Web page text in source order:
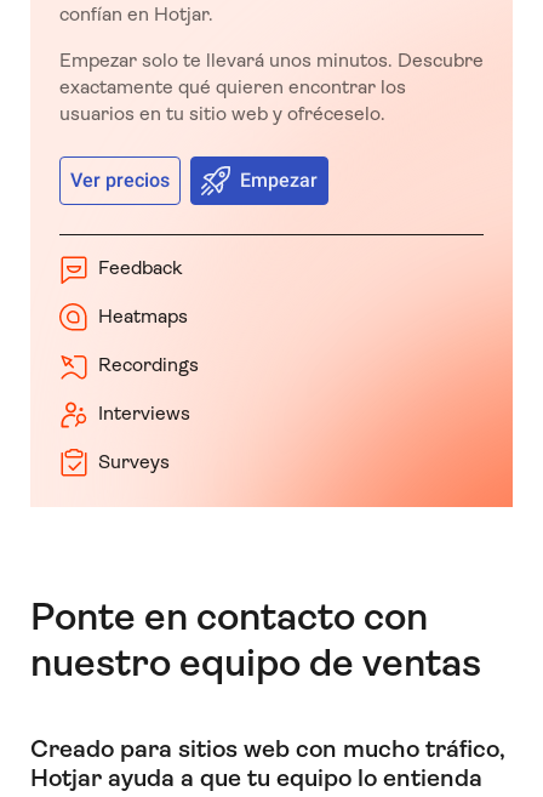
confían en Hotjar.
Empezar solo te llevará unos minutos. Descubre
exactamente qué quieren encontrar los
usuarios en tu sitio web y ofréceselo.
Ver precios Empezar
Feedback
Heatmaps
Recordings
Interviews
Surveys
Ponte en contacto con
nuestro equipo de ventas
Creado para sitios web con mucho tráfico,
Hotjar ayuda a que tu equipo lo entienda